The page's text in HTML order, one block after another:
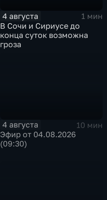
4 августа
1 мин
В Сочи и Сириусе до
конца суток возможна
гроза
4 августа
10 мин
Эфир от 04.08.2026
(09:30)